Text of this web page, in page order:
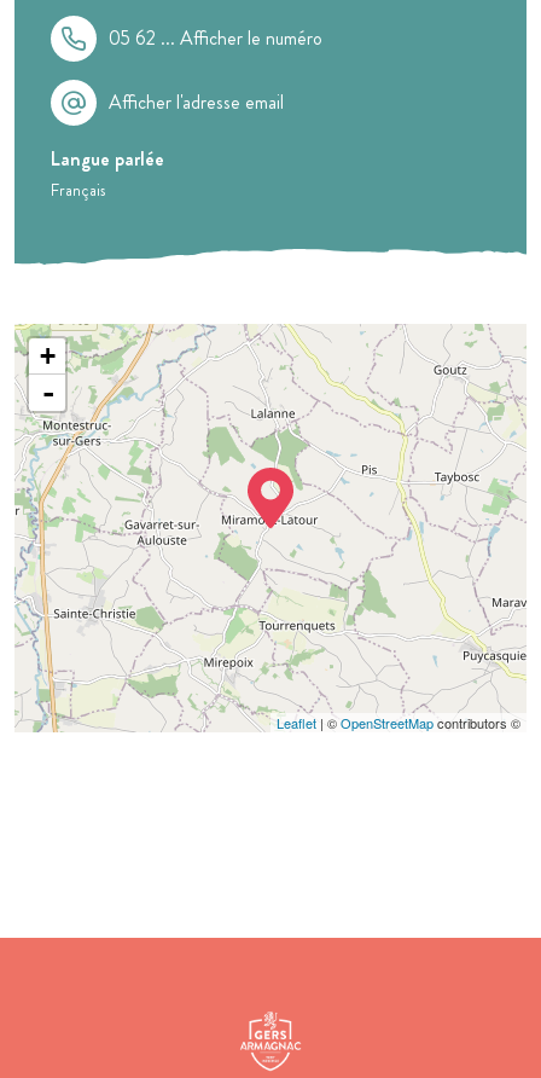
05 62 ... Afficher le numéro
Afficher l'adresse email
Langue parlée
Français
+
-
Leaflet | ©OpenStreetMapcontributors ©